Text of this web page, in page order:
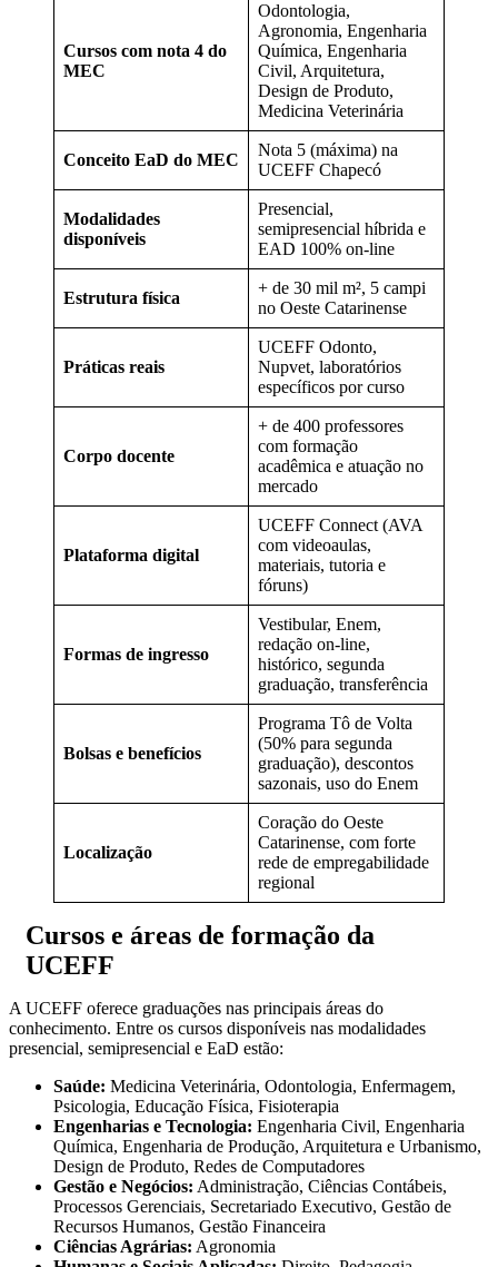
Cursos com nota 4 do
MEC
Odontologia,
Agronomia, Engenharia
Química, Engenharia
Civil, Arquitetura,
Design de Produto,
Medicina Veterinária
Conceito EaD do MEC
Nota 5 (máxima) na
UCEFF Chapecó
Modalidades
disponíveis
Presencial,
semipresencial híbrida e
EAD 100% on-line
Estrutura física
+ de 30 mil m², 5 campi
no Oeste Catarinense
Práticas reais
UCEFF Odonto,
Nupvet, laboratórios
específicos por curso
Corpo docente
+ de 400 professores
com formação
acadêmica e atuação no
mercado
Plataforma digital
UCEFF Connect (AVA
com videoaulas,
materiais, tutoria e
fóruns)
Formas de ingresso
Vestibular, Enem,
redação on-line,
histórico, segunda
graduação, transferência
Bolsas e benefícios
Programa Tô de Volta
(50% para segunda
graduação), descontos
sazonais, uso do Enem
Localização
Coração do Oeste
Catarinense, com forte
rede de empregabilidade
regional
Cursos e áreas de formação da
UCEFF
A UCEFF oferece graduações nas principais áreas do
conhecimento. Entre os cursos disponíveis nas modalidades
presencial, semipresencial e EaD estão:
Saúde: Medicina Veterinária, Odontologia, Enfermagem,
Psicologia, Educação Física, Fisioterapia
Engenharias e Tecnologia: Engenharia Civil, Engenharia
Química, Engenharia de Produção, Arquitetura e Urbanismo,
Design de Produto, Redes de Computadores
Gestão e Negócios: Administração, Ciências Contábeis,
Processos Gerenciais, Secretariado Executivo, Gestão de
Recursos Humanos, Gestão Financeira
Ciências Agrárias: Agronomia